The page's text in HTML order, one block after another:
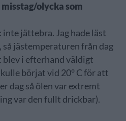
olycka som
jättebra. Jag hade läst
jästemperaturen från dag
blev i efterhand väldigt
börjat vid 20° C för att
dag så ölen var extremt
var den fullt drickbar).